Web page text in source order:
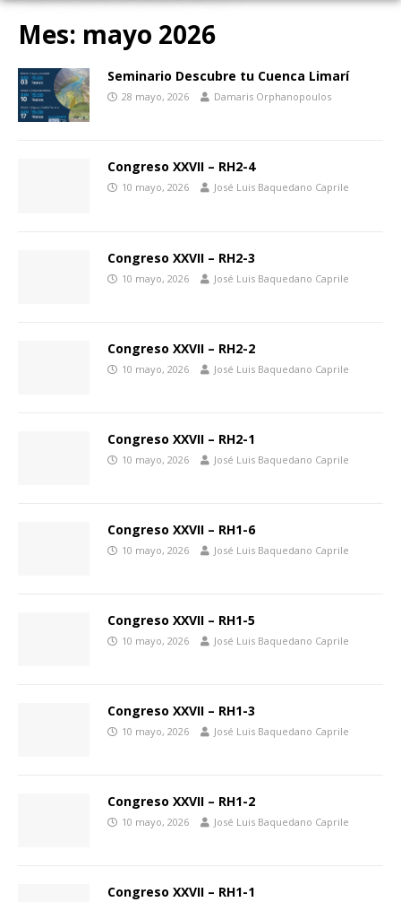
Mes: mayo 2026
Seminario Descubre tu Cuenca Limarí
28 mayo, 2026 Damaris Orphanopoulos
Congreso XXVII – RH2-4
10 mayo, 2026 José Luis Baquedano Caprile
Congreso XXVII – RH2-3
10 mayo, 2026 José Luis Baquedano Caprile
Congreso XXVII – RH2-2
10 mayo, 2026 José Luis Baquedano Caprile
Congreso XXVII – RH2-1
10 mayo, 2026 José Luis Baquedano Caprile
Congreso XXVII – RH1-6
10 mayo, 2026 José Luis Baquedano Caprile
Congreso XXVII – RH1-5
10 mayo, 2026 José Luis Baquedano Caprile
Congreso XXVII – RH1-3
10 mayo, 2026 José Luis Baquedano Caprile
Congreso XXVII – RH1-2
10 mayo, 2026 José Luis Baquedano Caprile
Congreso XXVII – RH1-1